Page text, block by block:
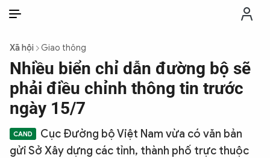
THỜI SỰ
CHỐNG DIỄN BIẾN HÒA BÌNH
CÔNG AN TRONG LÒNG DÂN
Xã hội Giao thông
Nhiều biển chỉ dẫn đường bộ sẽ
phải điều chỉnh thông tin trước
ngày 15/7
Cục Đường bộ Việt Nam vừa có văn bản
gửi Sở Xây dựng các tỉnh, thành phố trực thuộc